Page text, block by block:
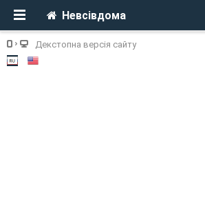
Невсівдома
Декстопна версія сайту